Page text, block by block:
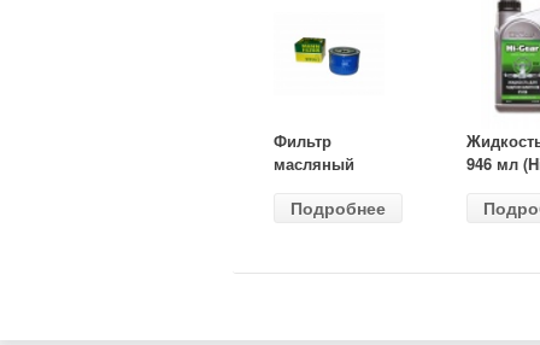
Фильтр
масляный
(MANN) W
Подробнее
946 мл